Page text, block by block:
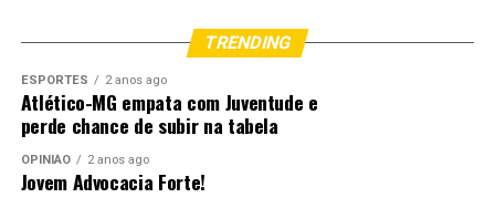
TRENDING
ESPORTES 2 anos ago
Atlético-MG empata com Juventude e
perde chance de subir na tabela
OPINIÃO 2 anos ago
Jovem Advocacia Forte!